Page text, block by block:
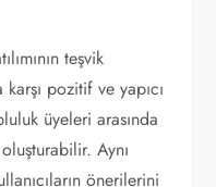
teşvik
pozitif ve yapıcı
üyeleri arasında
Aynı
önerilerini